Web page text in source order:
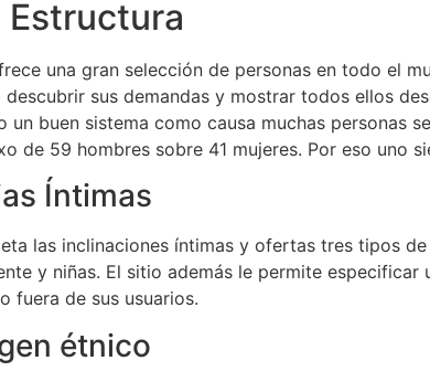
Estructura
una gran selección de personas en todo el
sus demandas y mostrar todos ellos
un buen sistema como causa muchas personas
de 59 hombres sobre 41 mujeres. Por eso uno
Íntimas
las inclinaciones íntimas y ofertas tres tipos
y niñas. El sitio además le permite
fuera de sus usuarios.
étnico